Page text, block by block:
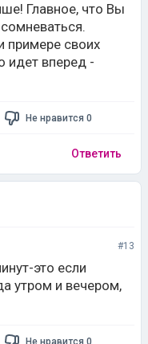
Главное, что Вы
примере своих
идет вперед -
Не нравится 0
Ответить
#13
это если
утром и вечером,
Не нравится 0